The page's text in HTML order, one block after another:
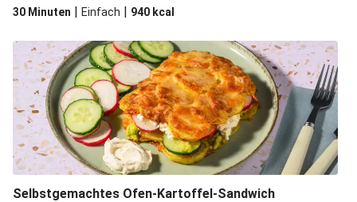
30 Minuten | Einfach | 940 kcal
Selbstgemachtes Ofen-Kartoffel-Sandwich